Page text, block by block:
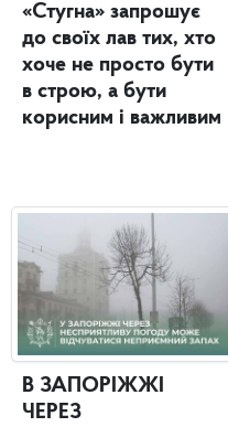
«Стугна» запрошує
до своїх лав тих, хто
хоче не просто бути
в строю, а бути
корисним і важливим
В ЗАПОРІЖЖІ
ЧЕРЕЗ